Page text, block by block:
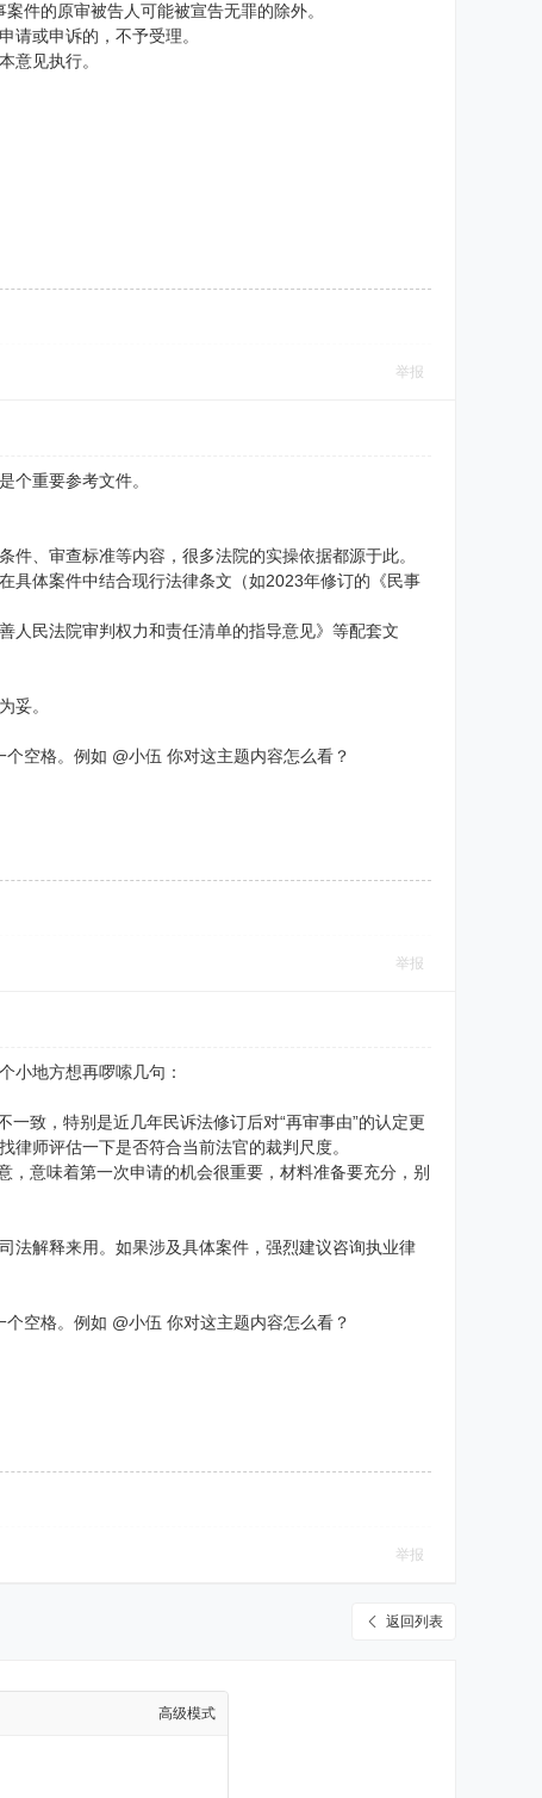
件的原审被告人可能被宣告无罪的除外。
或申诉的，不予受理。
意见执行。
举报
个重要参考文件。
、审查标准等内容，很多法院的实操依据都源于此。
具体案件中结合现行法律条文（如2023年修订的《民事
人民法院审判权力和责任清单的指导意见》等配套文
妥。
空格。例如 @小伍 你对这主题内容怎么看？
举报
小地方想再啰嗦几句：
致，特别是近几年民诉法修订后对“再审事由”的认定更
师评估一下是否符合当前法官的裁判尺度。
，意味着第一次申请的机会很重要，材料准备要充分，别
法解释来用。如果涉及具体案件，强烈建议咨询执业律
空格。例如 @小伍 你对这主题内容怎么看？
举报
返回列表
高级模式